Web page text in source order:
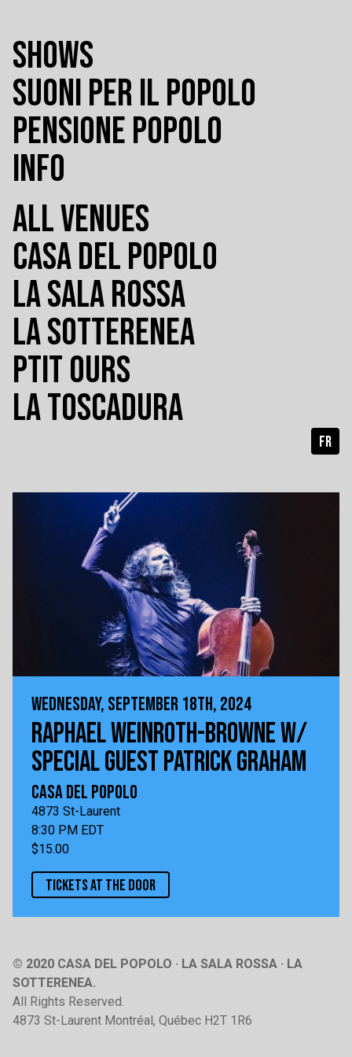
SHOWS
SUONI PER IL POPOLO
PENSIONE POPOLO
INFO
ALL VENUES
CASA DEL POPOLO
LA SALA ROSSA
LA SOTTERENEA
PTIT OURS
LA TOSCADURA
FR
WEDNESDAY, SEPTEMBER 18TH, 2024
RAPHAEL WEINROTH-BROWNE W/
SPECIAL GUEST PATRICK GRAHAM
CASA DEL POPOLO
4873 St-Laurent
8:30 PM EDT
$15.00
TICKETS AT THE DOOR
© 2020 CASA DEL POPOLO · LA SALA ROSSA · LA
SOTTERENEA.
All Rights Reserved.
4873 St-Laurent Montréal, Québec H2T 1R6